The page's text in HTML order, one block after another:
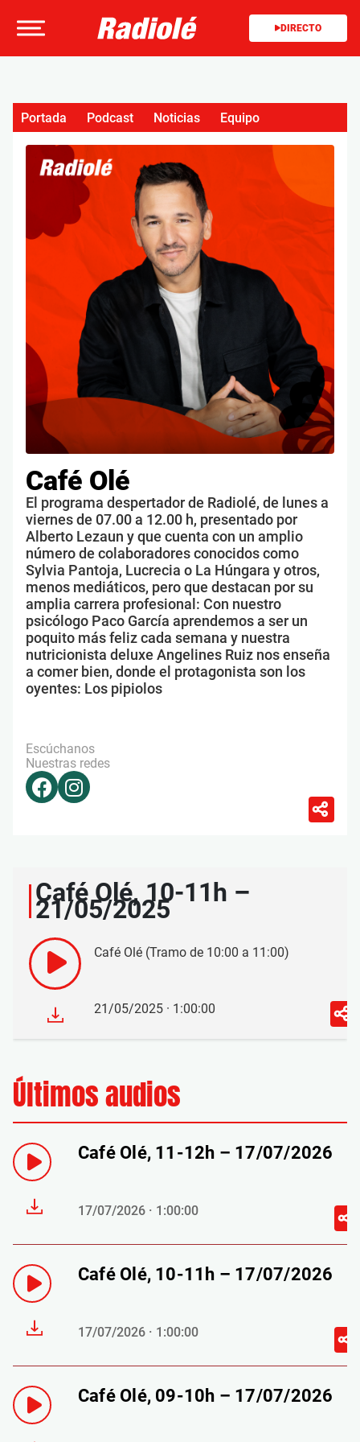
DIRECTO
Café Olé
El programa despertador de Radiolé, de lunes a
viernes de 07.00 a 12.00 h, presentado por
Alberto Lezaun y que cuenta con un amplio
número de colaboradores conocidos como
Sylvia Pantoja, Lucrecia o La Húngara y otros,
menos mediáticos, pero que destacan por su
amplia carrera profesional: Con nuestro
psicólogo Paco García aprendemos a ser un
poquito más feliz cada semana y nuestra
nutricionista deluxe Angelines Ruiz nos enseña
a comer bien, donde el protagonista son los
oyentes: Los pipiolos
Escúchanos
Nuestras redes
Portada Podcast Noticias Equipo
Café Olé, 10-11h –
21/05/2025
Café Olé (Tramo de 10:00 a 11:00)
21/05/2025 · 1:00:00
Últimos audios
Café Olé, 11-12h – 17/07/2026
17/07/2026 · 1:00:00
Café Olé, 10-11h – 17/07/2026
17/07/2026 · 1:00:00
Café Olé, 09-10h – 17/07/2026